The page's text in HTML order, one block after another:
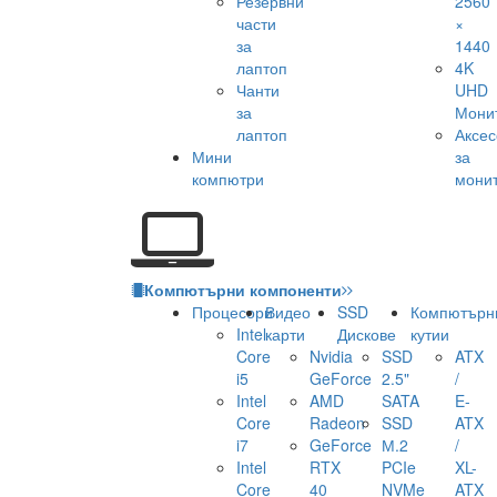
части
за
лаптоп
Чанти
за
лаптоп
Мини
компютри
×
1440
4K
UHD
за
Компютърни компоненти
Процесори
Intel
Core
i5
Intel
Core
i7
Intel
Core
Видео
карти
Nvidia
GeForce
AMD
Radeon
GeForce
RTX
40
SSD
Дискове
SSD
2.5"
SATA
SSD
М.2
PCIe
NVMe
кутии
ATX
/
E-
ATX
/
XL-
ATX